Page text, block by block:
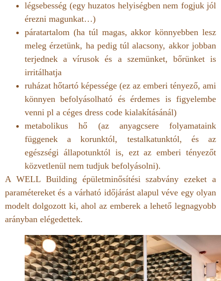
légsebesség (egy huzatos helyiségben nem fogjuk jól
érezni magunkat…)
páratartalom (ha túl magas, akkor könnyebben lesz
meleg érzetünk, ha pedig túl alacsony, akkor jobban
terjednek a vírusok és a szemünket, bőrünket is
irritálhatja
ruházat hőtartó képessége (ez az emberi tényező, ami
könnyen befolyásolható és érdemes is figyelembe
venni pl a céges dress code kialakításánál)
metabolikus hő (az anyagcsere folyamataink
függenek a korunktól, testalkatunktól, és az
egészségi állapotunktól is, ezt az emberi tényezőt
közvetlenül nem tudjuk befolyásolni).
A WELL Building épületminősítési szabvány ezeket a
paramétereket és a várható időjárást alapul véve egy olyan
modelt dolgozott ki, ahol az emberek a lehető legnagyobb
arányban elégedettek.